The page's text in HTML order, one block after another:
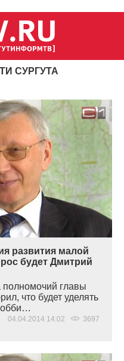
СУРГУТА
развития малой
будет Дмитрий
полномочий главы
что будет уделять
04.04.2014 14:02 3697